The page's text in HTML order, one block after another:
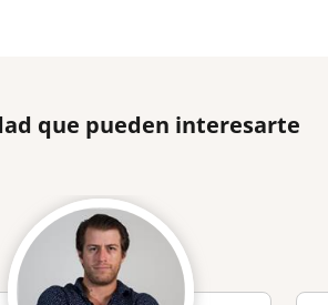
que pueden interesarte